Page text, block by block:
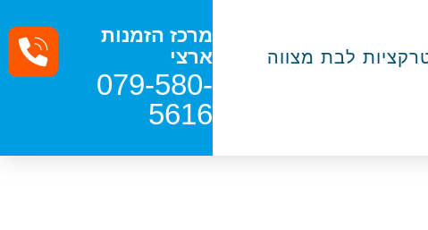
לבת מצווה
מרכז הזמנות
ארצי
079-580-
5616